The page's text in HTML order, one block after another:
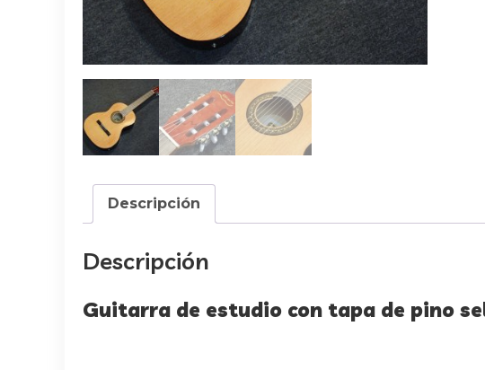
Descripción
Descripción
Guitarra de estudio con tapa de pino